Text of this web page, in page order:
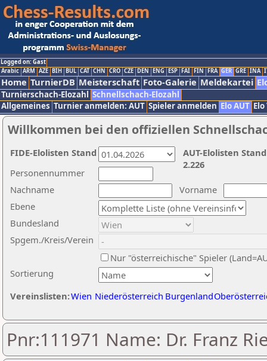
Logged on: Gast
Arabic ARM AZE BIH BUL CAT CHN CRO CZE DEN ENG ESP FAI FIN FRA GER GRE INA
Home TurnierDB Meisterschaft Foto-Galerie Meldekartei
Turnierschach-Elozahl Schnellschach-Elozahl
Allgemeines Turnier anmelden: AUT Spieler anmelden Elo AUT
Willkommen bei den offiziellen
Nachname
Vorname
Ebene
Sortierung
Personennummer
Bundesland
Spgem./Kreis/Verein
Nur "österreichische" Spieler
Vereinslisten:Wien Niederösterreich Burgenland
AUT-Elolisten
2.226
FIDE-Elolisten Stand
Pnr:111971 Name: Dr. Franz